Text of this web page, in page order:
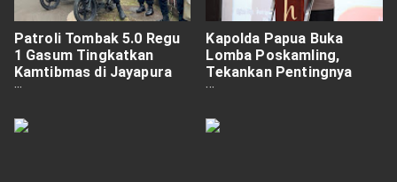
Patroli Tombak 5.0 Regu
1 Gasum Tingkatkan
Kamtibmas di Jayapura
Selatan dan Utara
Kapolda Papua Buka
Lomba Poskamling,
Tekankan Pentingnya
Peran Warga dalam Jaga